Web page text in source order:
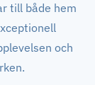
till både hem
och